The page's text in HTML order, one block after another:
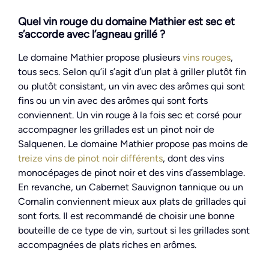
Quel vin rouge du domaine Mathier est sec et
s’accorde avec l’agneau grillé ?
Le domaine Mathier propose plusieurs vins rouges,
tous secs. Selon qu’il s’agit d’un plat à griller plutôt fin
ou plutôt consistant, un vin avec des arômes qui sont
fins ou un vin avec des arômes qui sont forts
conviennent. Un vin rouge à la fois sec et corsé pour
accompagner les grillades est un pinot noir de
Salquenen. Le domaine Mathier propose pas moins de
treize vins de pinot noir différents, dont des vins
monocépages de pinot noir et des vins d’assemblage.
En revanche, un Cabernet Sauvignon tannique ou un
Cornalin conviennent mieux aux plats de grillades qui
sont forts. Il est recommandé de choisir une bonne
bouteille de ce type de vin, surtout si les grillades sont
accompagnées de plats riches en arômes.